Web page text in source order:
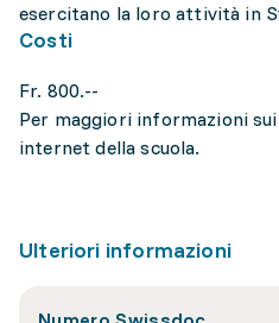
esercitano la loro attività in
Costi
Fr. 800.--
Per maggiori informazioni
internet della scuola.
Ulteriori informazioni